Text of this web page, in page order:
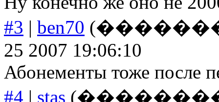
#3 | ben70
25 2007 19:06:10
Абонементы тоже после
#4 | stas